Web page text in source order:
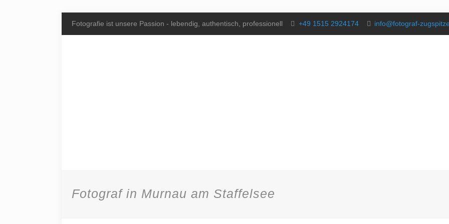
Fotografie ist unsere Passion - lebendig, authentisch, professionell +49 1515 2924174 info@fotograf-
Fotograf in Murnau am Staffelsee